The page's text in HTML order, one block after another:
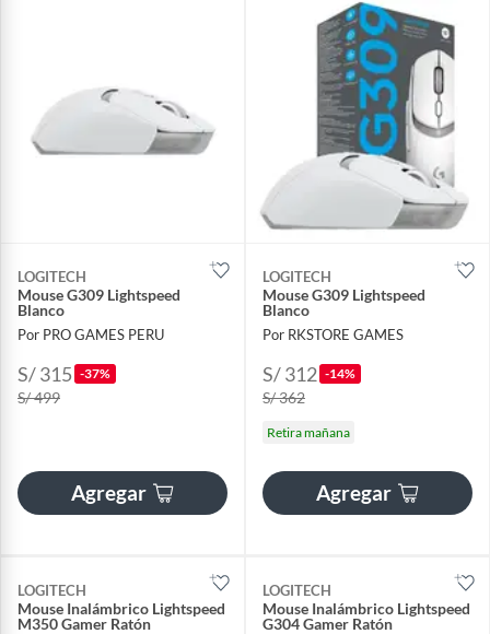
LOGITECH
Mouse G309 Lightspeed
Blanco
Por PRO GAMES PERU
S/ 315 -37%
S/ 499
Agregar
LOGITECH
Mouse G309 Lightspeed
Blanco
Por RKSTORE GAMES
S/ 312 -14%
S/ 362
Retira mañana
Agregar
LOGITECH
Mouse Inalámbrico Lightspeed
M350 Gamer Ratón
LOGITECH
Mouse Inalámbrico Lightspeed
G304 Gamer Ratón